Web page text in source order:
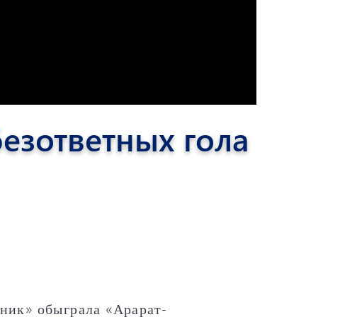
гола
обыграла «Арарат-